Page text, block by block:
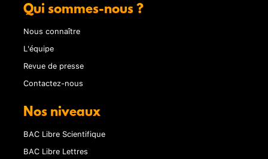
Qui sommes-nous ?
Nous connaître
L'équipe
Revue de presse
Contactez-nous
Nos niveaux
BAC Libre Scientifique
BAC Libre Lettres